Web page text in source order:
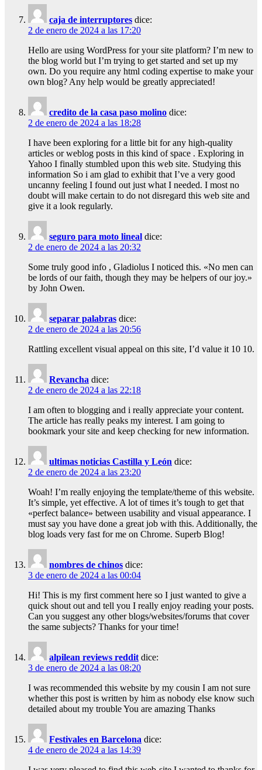
caja de interruptores dice:
2 de enero de 2024 a las 17:20
Hello are using WordPress for your site platform? I’m new to
the blog world but I’m trying to get started and set up my
own. Do you require any html coding expertise to make your
own blog? Any help would be greatly appreciated!
credito de la casa paso molino dice:
2 de enero de 2024 a las 18:28
I have been exploring for a little bit for any high-quality
articles or weblog posts in this kind of space . Exploring in
Yahoo I finally stumbled upon this web site. Studying this
information So i am glad to exhibit that I’ve a very good
uncanny feeling I found out just what I needed. I most no
doubt will make certain to do not disregard this web site and
give it a look regularly.
seguro para moto lineal dice:
2 de enero de 2024 a las 20:32
Some truly good info , Gladiolus I noticed this. «No men can
be lords of our faith, though they may be helpers of our joy.»
by John Owen.
separar palabras dice:
2 de enero de 2024 a las 20:56
Rattling excellent visual appeal on this site, I’d value it 10 10.
Revancha dice:
2 de enero de 2024 a las 22:18
I am often to blogging and i really appreciate your content.
The article has really peaks my interest. I am going to
bookmark your site and keep checking for new information.
ultimas noticias Castilla y León dice:
2 de enero de 2024 a las 23:20
Woah! I’m really enjoying the template/theme of this website.
It’s simple, yet effective. A lot of times it’s tough to get that
«perfect balance» between usability and visual appearance. I
must say you have done a great job with this. Additionally, the
blog loads very fast for me on Chrome. Superb Blog!
nombres de chinos dice:
3 de enero de 2024 a las 00:04
Hi! This is my first comment here so I just wanted to give a
quick shout out and tell you I really enjoy reading your posts.
Can you suggest any other blogs/websites/forums that cover
the same subjects? Thanks for your time!
alpilean reviews reddit dice:
3 de enero de 2024 a las 08:20
I was recommended this website by my cousin I am not sure
whether this post is written by him as nobody else know such
detailed about my trouble You are amazing Thanks
Festivales en Barcelona dice:
4 de enero de 2024 a las 14:39